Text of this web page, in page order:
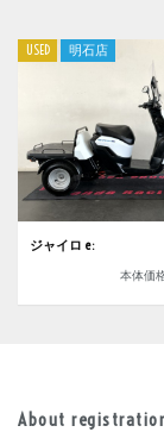
ジャイロ e:
本体価
USED 明石店
About